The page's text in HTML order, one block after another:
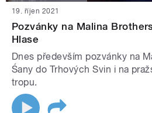
19. říjen 2021
Pozvánky na Malina
Hlase
Dnes především pozvánky na
Śany do Trhových Svin i na
tropu.